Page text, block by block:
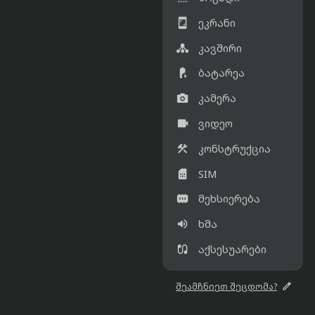
 ეკრანი
 კავშირი
 ბატარეა
 კამერა
 ვიდეო
 კონსტრუქცია
 SIM
 მეხსიერება
 ხმა
 აქსესუარები
შეამჩნიეთ შეცდომა? 